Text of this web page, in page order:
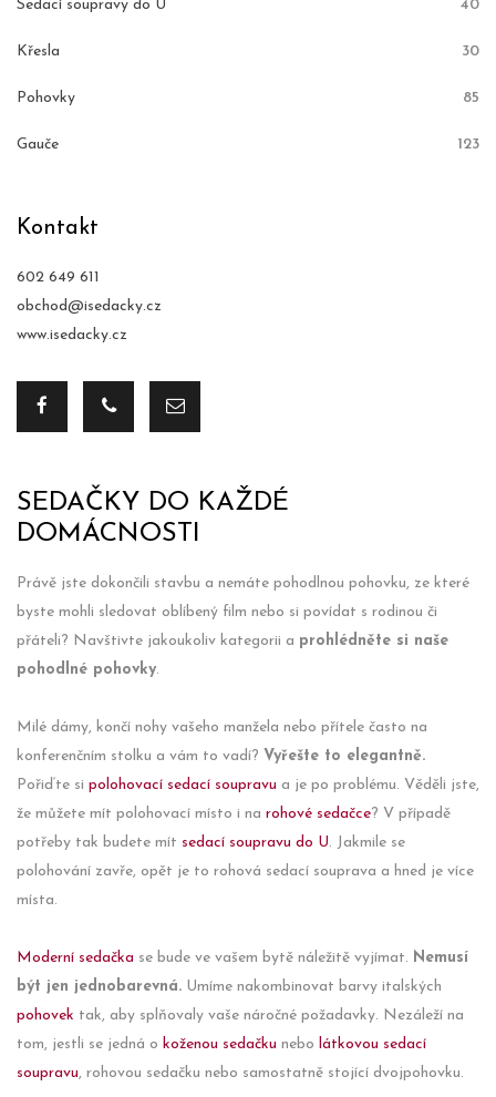
Sedací soupravy do U 40
Křesla 30
Pohovky 85
Gauče 123
Kontakt
602 649 611
obchod@isedacky.cz
www.isedacky.cz
SEDAČKY DO KAŽDÉ
DOMÁCNOSTI
Právě jste dokončili stavbu a nemáte pohodlnou pohovku, ze které
byste mohli sledovat oblíbený film nebo si povídat s rodinou či
přáteli? Navštivte jakoukoliv kategorii a prohlédněte si naše
pohodlné pohovky.
Milé dámy, končí nohy vašeho manžela nebo přítele často na
konferenčním stolku a vám to vadí? Vyřešte to elegantně.
Pořiďte si polohovací sedací soupravu a je po problému. Věděli jste,
že můžete mít polohovací místo i na rohové sedačce? V případě
potřeby tak budete mít sedací soupravu do U. Jakmile se
polohování zavře, opět je to rohová sedací souprava a hned je více
místa.
Moderní sedačka se bude ve vašem bytě náležitě vyjímat. Nemusí
být jen jednobarevná. Umíme nakombinovat barvy italských
pohovek tak, aby splňovaly vaše náročné požadavky. Nezáleží na
tom, jestli se jedná o koženou sedačku nebo látkovou sedací
soupravu, rohovou sedačku nebo samostatně stojící dvojpohovku.